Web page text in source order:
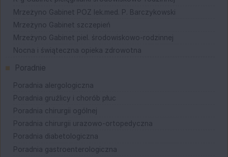
Mrzeżyno Gabinet POZ lek.med. P. Barczykowski
Mrzeżyno Gabinet szczepień
Mrzeżyno Gabinet piel. środowiskowo-rodzinnej
Nocna i świąteczna opieka zdrowotna
Poradnie
Poradnia alergologiczna
Poradnia gruźlicy i chorób płuc
Poradnia chirurgii ogólnej
Poradnia chirurgii urazowo-ortopedyczna
Poradnia diabetologiczna
Poradnia gastroenterologiczna